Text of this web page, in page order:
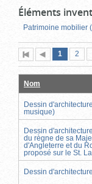
Éléments
Patrimoine mobilier
Première
pageprécédente
Page
1 (page
actuelle)
Page
2
Nom
Dessin
musique)
Dessin
du règne de sa
d'Angleterre et du
proposé sur le St.
Dessin